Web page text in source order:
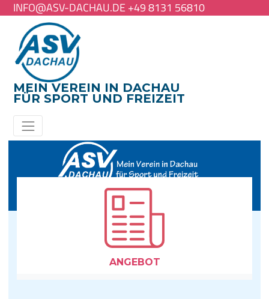
INFO@ASV-DACHAU.DE +49 8131 56810
MEIN VEREIN IN DACHAU
FÜR SPORT UND FREIZEIT
ANGE­BOT